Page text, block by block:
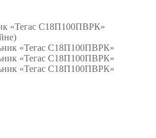
«Тегас С18П100ПВРК»